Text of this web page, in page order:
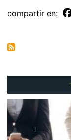
compartir en: